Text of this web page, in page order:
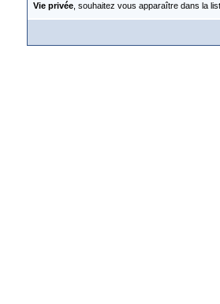
Vie privée, souhaitez vous apparaître dans la